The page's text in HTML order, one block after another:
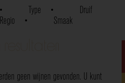
Type
Druif
Regio
Smaak
geen wijnen gevonden. U kunt